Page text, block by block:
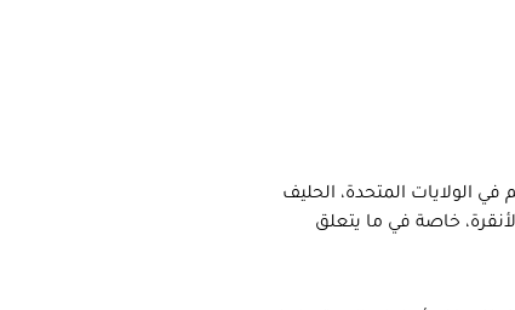
الولايات المتحدة، الحليف
لأنقرة، خاصة في ما يتعلق